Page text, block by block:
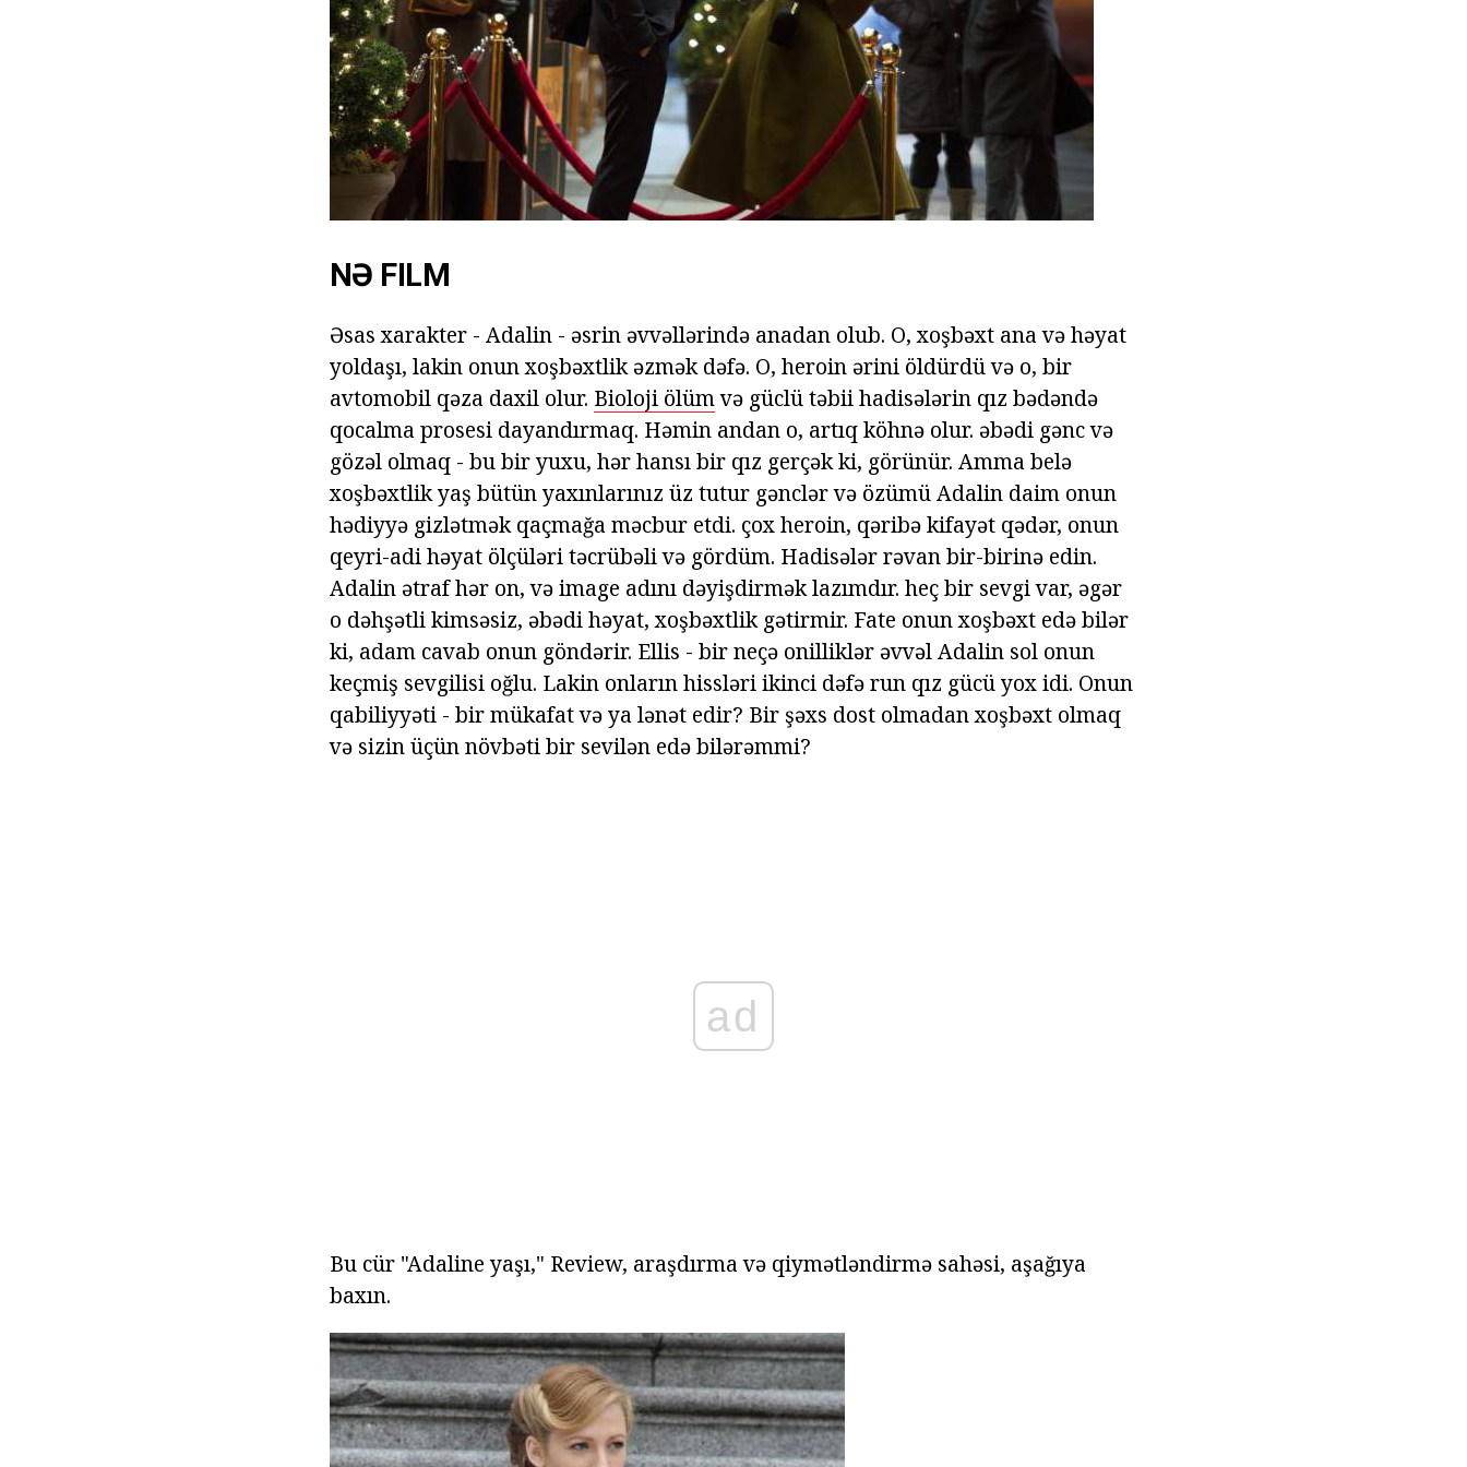
NƏ FILM
Əsas xarakter - Adalin - əsrin əvvəllərində anadan olub. O, xoşbəxt ana və həyat
yoldaşı, lakin onun xoşbəxtlik əzmək dəfə. O, heroin ərini öldürdü və o, bir
avtomobil qəza daxil olur. Bioloji ölümvə güclü təbii hadisələrin qız bədəndə
qocalma prosesi dayandırmaq. Həmin andan o, artıq köhnə olur. əbədi gənc və
gözəl olmaq - bu bir yuxu, hər hansı bir qız gerçək ki, görünür. Amma belə
xoşbəxtlik yaş bütün yaxınlarınız üz tutur gənclər və özümü Adalin daim onun
hədiyyə gizlətmək qaçmağa məcbur etdi. çox heroin, qəribə kifayət qədər, onun
qeyri-adi həyat ölçüləri təcrübəli və gördüm. Hadisələr rəvan bir-birinə edin.
Adalin ətraf hər on, və image adını dəyişdirmək lazımdır. heç bir sevgi var, əgər
o dəhşətli kimsəsiz, əbədi həyat, xoşbəxtlik gətirmir. Fate onun xoşbəxt edə bilər
ki, adam cavab onun göndərir. Ellis - bir neçə onilliklər əvvəl Adalin sol onun
keçmiş sevgilisi oğlu. Lakin onların hissləri ikinci dəfə run qız gücü yox idi. Onun
qabiliyyəti - bir mükafat və ya lənət edir? Bir şəxs dost olmadan xoşbəxt olmaq
və sizin üçün növbəti bir sevilən edə bilərəmmi?
ad
Bu cür "Adaline yaşı," Review, araşdırma və qiymətləndirmə sahəsi, aşağıya
baxın.